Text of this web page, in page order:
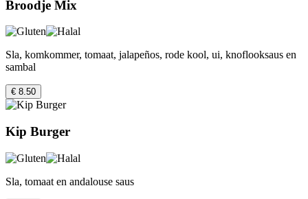
Broodje Mix
Sla, komkommer, tomaat, jalapeños, rode kool, ui, knoflooksaus en
sambal
€ 8.50
Kip Burger
Sla, tomaat en andalouse saus